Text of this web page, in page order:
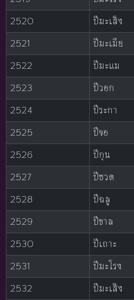
2520
ปีมะเส็ง
2521
ปีมะเมีย
2522
ปีมะแม
2523
ปีวอก
2524
ปีระกา
2525
ปีจอ
2526
ปีกุน
2527
ปีชวด
2528
ปีฉลู
2529
ปีขาล
2530
ปีเถาะ
2531
ปีมะโรง
2532
ปีมะเส็ง